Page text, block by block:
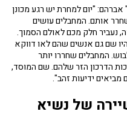
אברהם: "יום למחרת יש רגע מכונן
אותם. המחבלים עושים
נעביר חלק מכם לאולם הסמוך.
שם גם אנשים שהם לאו דווקא
המחבלים שחררו יותר
הדרכון הזר שלהם. שם המוסד,
ידיעות זהב".
של נשיא